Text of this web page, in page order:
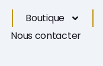
Boutique
Nous contacter